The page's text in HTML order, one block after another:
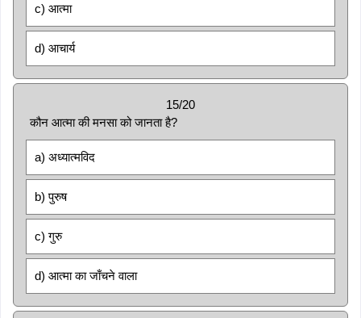
c) आत्मा
d) आचार्य
15/20
कौन आत्मा की मनसा को जानता है?
a) अध्यात्मविद
b) पुरुष
c) गुरु
d) आत्मा का जाँचने वाला